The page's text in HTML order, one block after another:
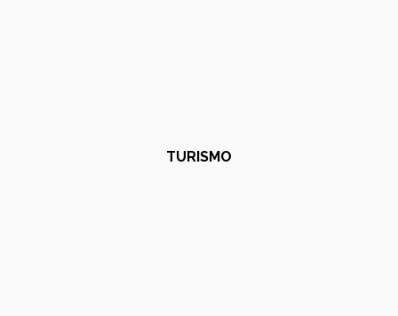
TURISMO